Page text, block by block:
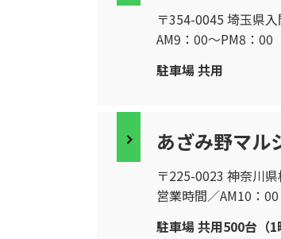
〒354-0045 埼玉県
AM9：00〜PM8：00
駐車場 共用
あざみ野マル
〒225-0023 神奈川
営業時間／AM10：
駐車場 共用500台（1